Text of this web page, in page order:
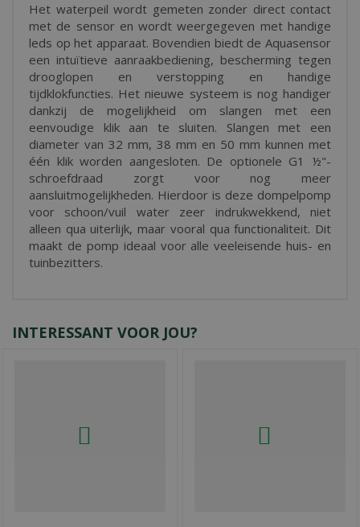
Het waterpeil wordt gemeten zonder direct contact
met de sensor en wordt weergegeven met handige
leds op het apparaat. Bovendien biedt de Aquasensor
een intuïtieve aanraakbediening, bescherming tegen
drooglopen en verstopping en handige
tijdklokfuncties. Het nieuwe systeem is nog handiger
dankzij de mogelijkheid om slangen met een
eenvoudige klik aan te sluiten. Slangen met een
diameter van 32 mm, 38 mm en 50 mm kunnen met
één klik worden aangesloten. De optionele G1 ½"-
schroefdraad zorgt voor nog meer
aansluitmogelijkheden. Hierdoor is deze dompelpomp
voor schoon/vuil water zeer indrukwekkend, niet
alleen qua uiterlijk, maar vooral qua functionaliteit. Dit
maakt de pomp ideaal voor alle veeleisende huis- en
tuinbezitters.
INTERESSANT VOOR JOU?